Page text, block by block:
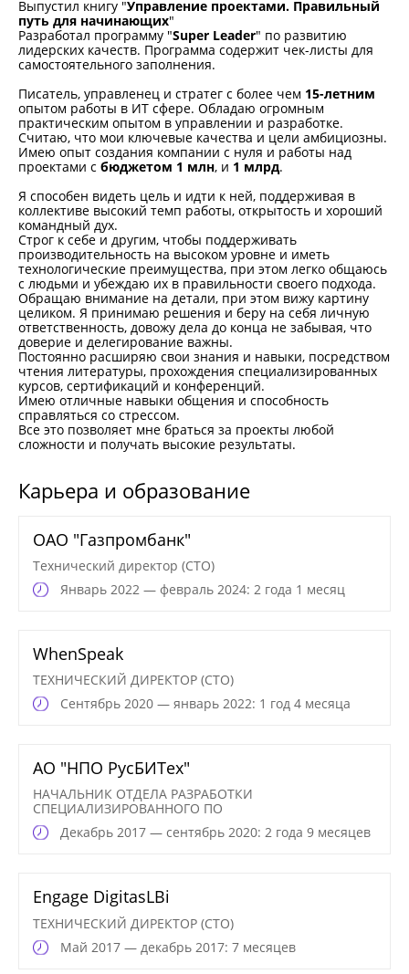
Выпустил книгу "Управление проектами. Правильный
путь для начинающих"
Разработал программу "Super Leader" по развитию
лидерских качеств. Программа содержит чек-листы для
самостоятельного заполнения.
Писатель, управленец и стратег с более чем 15-летним
опытом работы в ИТ сфере. Обладаю огромным
практическим опытом в управлении и разработке.
Считаю, что мои ключевые качества и цели амбициозны.
Имею опыт создания компании с нуля и работы над
проектами с бюджетом 1 млн, и 1 млрд.
Я способен видеть цель и идти к ней, поддерживая в
коллективе высокий темп работы, открытость и хороший
командный дух.
Строг к себе и другим, чтобы поддерживать
производительность на высоком уровне и иметь
технологические преимущества, при этом легко общаюсь
с людьми и убеждаю их в правильности своего подхода.
Обращаю внимание на детали, при этом вижу картину
целиком. Я принимаю решения и беру на себя личную
ответственность, довожу дела до конца не забывая, что
доверие и делегирование важны.
Постоянно расширяю свои знания и навыки, посредством
чтения литературы, прохождения специализированных
курсов, сертификаций и конференций.
Имею отличные навыки общения и способность
справляться со стрессом.
Все это позволяет мне браться за проекты любой
сложности и получать высокие результаты.
Карьера и образование
ОАО "Газпромбанк"
Технический директор (CTO)
Январь 2022 — февраль 2024: 2 года 1 месяц
WhenSpeak
ТЕХНИЧЕСКИЙ ДИРЕКТОР (CTO)
Сентябрь 2020 — январь 2022: 1 год 4 месяца
АО "НПО РусБИТех"
НАЧАЛЬНИК ОТДЕЛА РАЗРАБОТКИ
СПЕЦИАЛИЗИРОВАННОГО ПО
Декабрь 2017 — сентябрь 2020: 2 года 9 месяцев
Engage DigitasLBi
ТЕХНИЧЕСКИЙ ДИРЕКТОР (CTO)
Май 2017 — декабрь 2017: 7 месяцев